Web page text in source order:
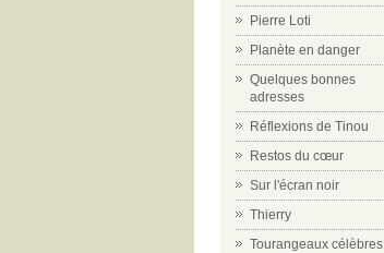
Pierre Loti
Planète en danger
Quelques bonnes
adresses
Réflexions de Tinou
Restos du cœur
Sur l'écran noir
Thierry
Tourangeaux célèbres